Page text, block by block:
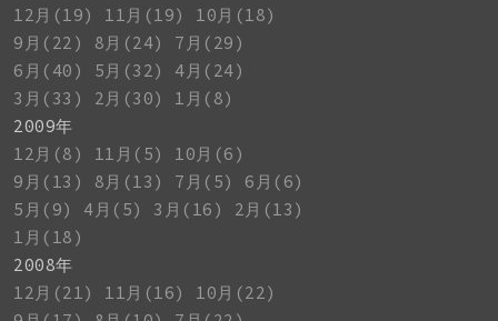
12月(19)
11月(19)
10月(18)
9月(22)
8月(24)
7月(29)
6月(40)
5月(32)
4月(24)
3月(33)
2月(30)
1月(8)
2009年
12月(8)
11月(5)
10月(6)
9月(13)
8月(13) 7月(5)
6月(6)
5月(9)
4月(5) 3月(16)
2月(13)
1月(18)
2008年
12月(21)
11月(16)
10月(22)